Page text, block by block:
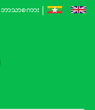
ဘာသာစကား